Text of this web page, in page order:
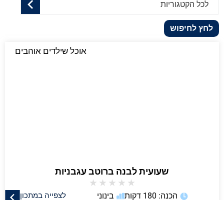
לכל הקטגוריות
לחץ לחיפוש
אוכל שילדים אוהבים
שעועית לבנה ברוטב עגבניות
★
★
★
★
★
לצפייה במתכון הכנה: 180 דקות בינוני